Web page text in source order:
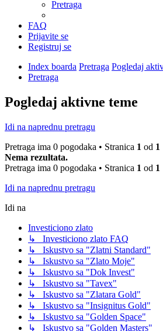
Pretraga
FAQ
Prijavite se
Registruj se
Index boarda Pretraga Pogledaj
Pretraga
Pogledaj aktivne teme
Idi na naprednu pretragu
Pretraga ima 0 pogodaka • Stranica 1 od 1
Nema rezultata.
Pretraga ima 0 pogodaka • Stranica 1 od 1
Idi na naprednu pretragu
Idi na
Investiciono zlato
↳ Investiciono zlato FAQ
↳ Iskustvo sa "Zlatni Standard"
↳ Iskustvo sa "Zlato Moje"
↳ Iskustvo sa "Dok Invest"
↳ Iskustvo sa "Tavex"
↳ Iskustvo sa "Zlatara Gold"
↳ Iskustvo sa "Insignitus Gold"
↳ Iskustvo sa "Golden Space"
↳ Iskustvo sa "Golden Masters"